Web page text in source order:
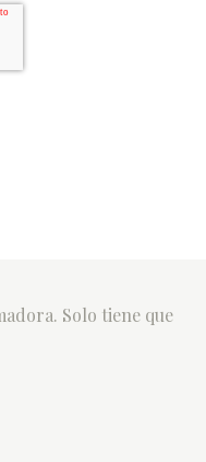
Solo tiene que